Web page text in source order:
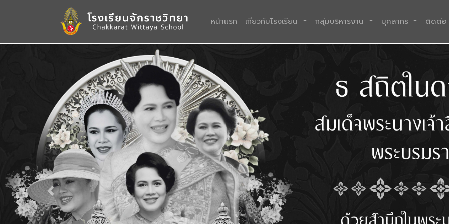
หน้าแรก (current)
เกี่ยวกับโรงเรียน กลุ่มบริหารงาน บุคลากร ติดต่อ
Previous